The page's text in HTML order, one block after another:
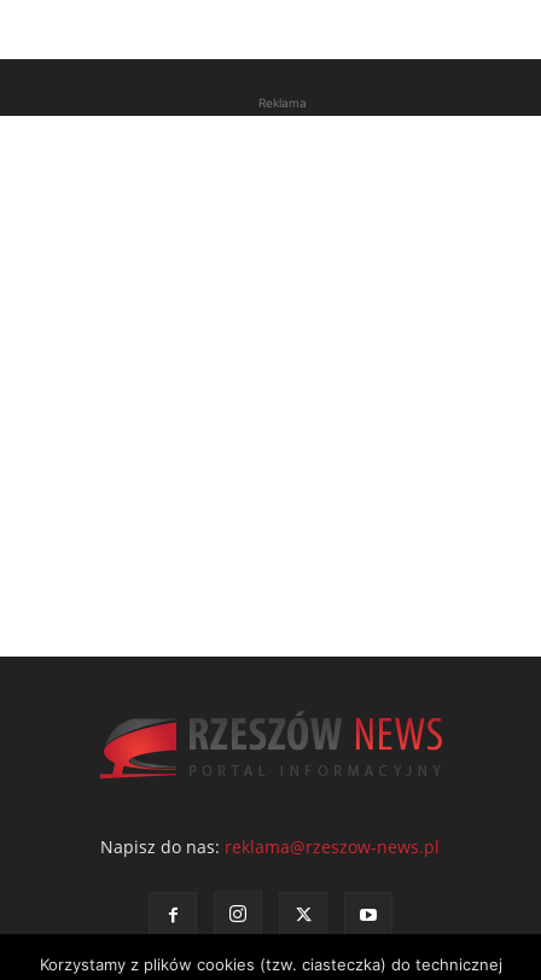
Reklama
Napisz do nas: reklama@rzeszow-news.pl
Korzystamy z plików cookies (tzw. ciasteczka) do technicznej